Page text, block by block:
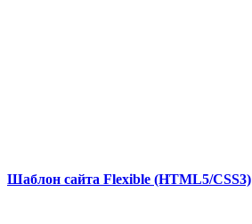
Шаблон сайта Flexible (HTML5/CSS3)